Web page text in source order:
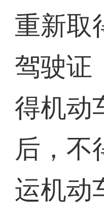
重新取
驾驶证
得机动
后，不
运机动